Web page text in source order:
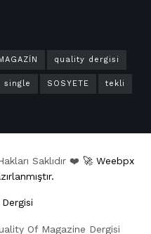
quality dergisi
single SOSYETE tekli
Saklıdır ❤️ 🚀 Weebpx
Of Magazine Dergisi